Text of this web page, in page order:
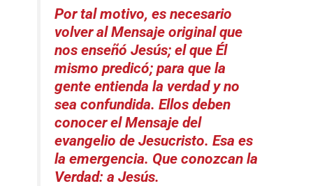
Por tal motivo, es necesario
volver al Mensaje original que
nos enseñó Jesús; el que Él
mismo predicó; para que la
gente entienda la verdad y no
sea confundida. Ellos deben
conocer el Mensaje del
evangelio de Jesucristo. Esa es
la emergencia. Que conozcan la
Verdad: a Jesús.